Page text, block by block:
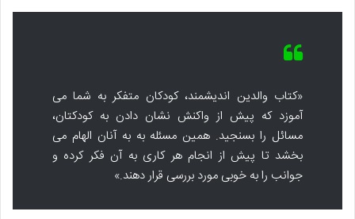
«کتاب والدین اندیشمند، کودکان متفکر به شما می
آموزد که پیش از واکنش نشان دادن به کودکتان،
مسائل را بسنجید. همین مسئله به به آنان الهام می
بخشد تا پیش از انجام هر کاری به آن فکر کرده و
جوانب را به خوبی مورد بررسی قرار دهند.»